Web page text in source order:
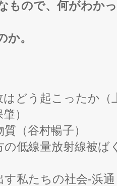
もので、何がわか
。
はどう起こったか（
）
（谷村暢子）
の低線量放射線被
す私たちの社会-浜